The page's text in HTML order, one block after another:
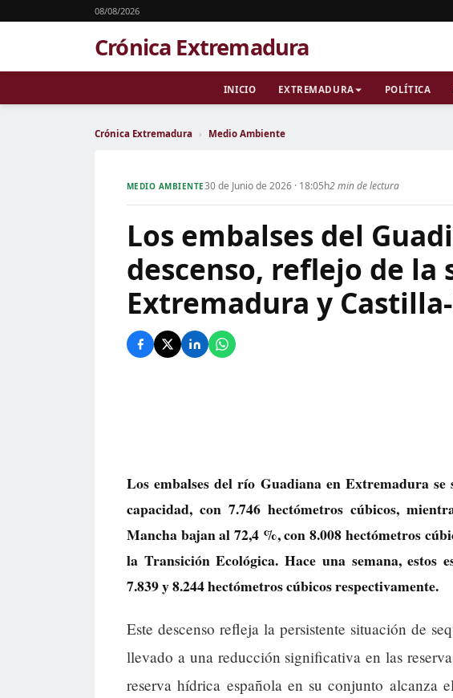
08/08/2026
Crónica Extremadura
INICIO EXTREMADURA POLÍTICA
Crónica Extremadura › Medio Ambiente
MEDIO AMBIENTE30 de Junio de 2026 · 18:05h2 min de lectura
Los embalses del
descenso, reflejo de la
Extremadura y
Los embalses del río Guadiana en Extremadura
capacidad, con 7.746 hectómetros cúbicos,
Mancha bajan al 72,4 %, con 8.008 hectómetros
la Transición Ecológica. Hace una semana, estos
7.839 y 8.244 hectómetros cúbicos respectivamente.
Este descenso refleja la persistente situación de
llevado a una reducción significativa en las
reserva hídrica española en su conjunto alcanza